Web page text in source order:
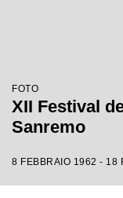
FOTO
XII Festival
Sanremo
8 FEBBRAIO 1962 - 18